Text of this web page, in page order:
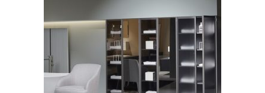
Antonio Lupi, collezione ,
modello Bespoke
LEGGI TUTTO